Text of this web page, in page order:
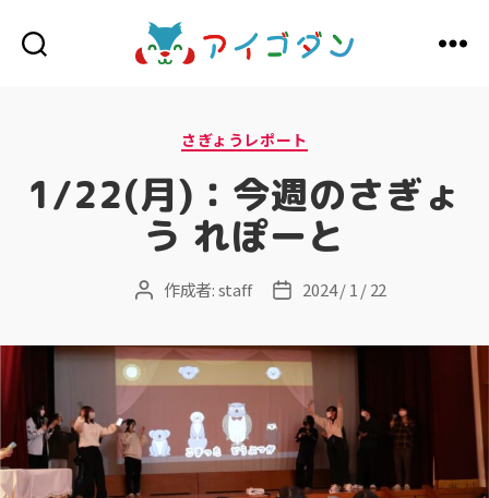
ン
カ
テ
リ
ー
さぎょうレポート
1/22(月)：今週のさぎょ
う れぽーと
投 作成者:staff
投 2024 / 1 / 22